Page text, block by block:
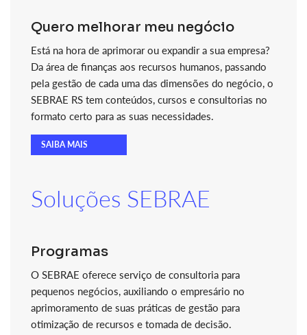
Quero melhorar meu negócio
Está na hora de aprimorar ou expandir a sua empresa?
Da área de finanças aos recursos humanos, passando
pela gestão de cada uma das dimensões do negócio, o
SEBRAE RS tem conteúdos, cursos e consultorias no
formato certo para as suas necessidades.
SAIBA MAIS
Soluções SEBRAE
Programas
O SEBRAE oferece serviço de consultoria para
pequenos negócios, auxiliando o empresário no
aprimoramento de suas práticas de gestão para
otimização de recursos e tomada de decisão.